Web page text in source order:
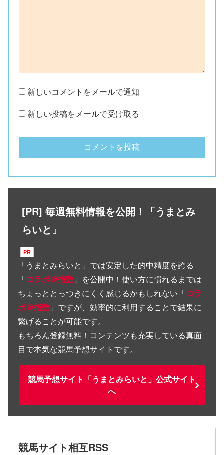
新しいコメントをメールで通知
新しい投稿をメールで受け取る
[PR] 毎週無料情報を公開！「うまとみ
らいと」
「うまとみらいと 」では安定した的中精度を誇る
「コラボ＠指数 」を公開中！使い方に慣れるまでは
ちょっととっつきにくく感じるかもしれない「コラ
ボ＠指数 」ですが、効率的に利用することで結果に
繋げることが可能です。
もちろん登録無料！コンテンツも充実している真面
目で本気な競馬予想サイトです。
競馬予想サイト「うまとみらいと」公式サイト
へ
競馬サイト相互RSS